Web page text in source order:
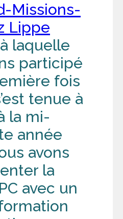
Missions-
Lippe
laquelle
participé
fois
tenue à
la mi-
année
avons
la
avec un